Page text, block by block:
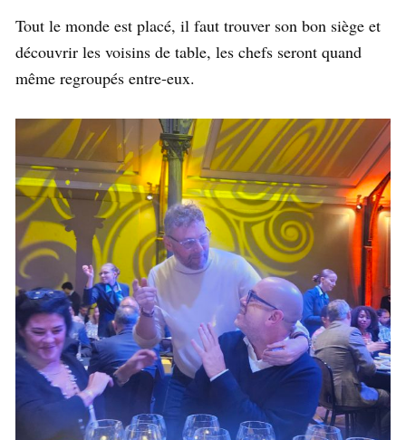
Tout le monde est placé, il faut trouver son bon siège et
découvrir les voisins de table, les chefs seront quand
même regroupés entre-eux.